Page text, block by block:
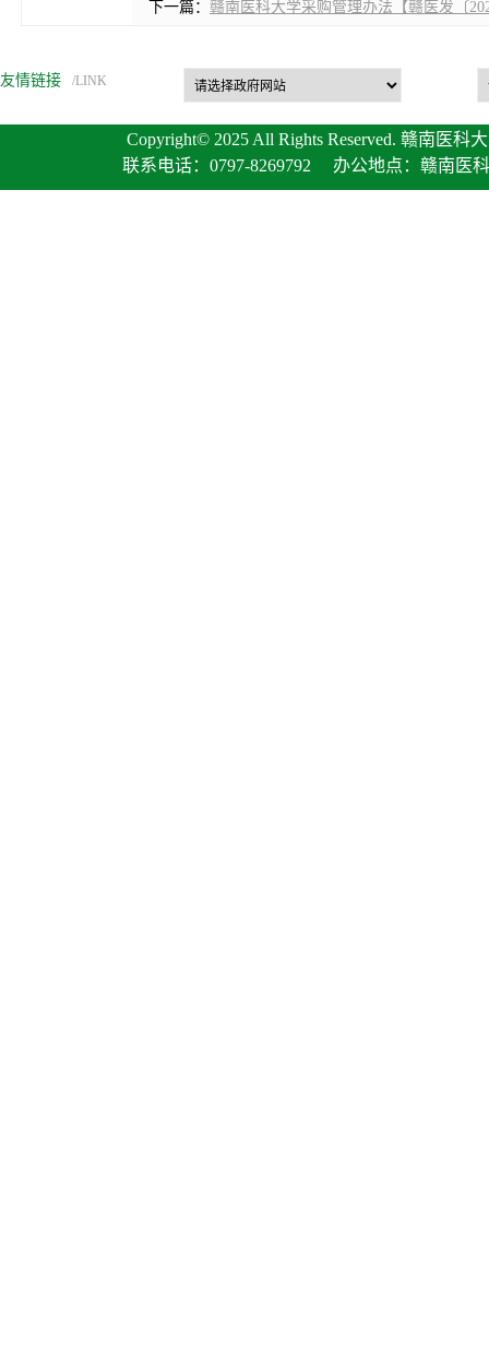
下一篇： 赣南医科大学采购管理办法【赣医发〔
友情链接 /LINK
Copyright© 2025 All Rights Reserved. 赣南医科
联系电话：0797-8269792 办公地点：赣南医